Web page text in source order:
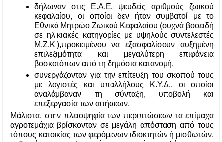
δήλωναν στις Ε.Α.Ε. ψευδείς αριθμούς ζωικού
κεφαλαίου, οι οποίοι δεν ήταν συμβατοί με το
Εθνικό Μητρώο Ζωικού Κεφαλαίου (συχνά βοοειδή
σε ηλικιακές κατηγορίες με υψηλούς συντελεστές
Μ.Ζ.Κ.),προκειμένου να εξασφαλίσουν αυξημένη
επιλεξιμότητα και μεγαλύτερη επιφάνεια
βοσκοτόπων από τη δημόσια κατανομή,
συνεργάζονταν για την επίτευξη του σκοπού τους
με λογιστές και υπαλλήλους Κ.Υ.Δ., οι οποίοι
αναλάμβαναν τη σύνταξη, υποβολή και
επεξεργασία των αιτήσεων.
Μάλιστα, στην πλειοψηφία των περιπτώσεων τα επίμαχα
αγροτεμάχια βρίσκονταν σε μεγάλη απόσταση από τους
τόπους κατοικίας των φερόμενων ιδιοκτητών ή μισθωτών,